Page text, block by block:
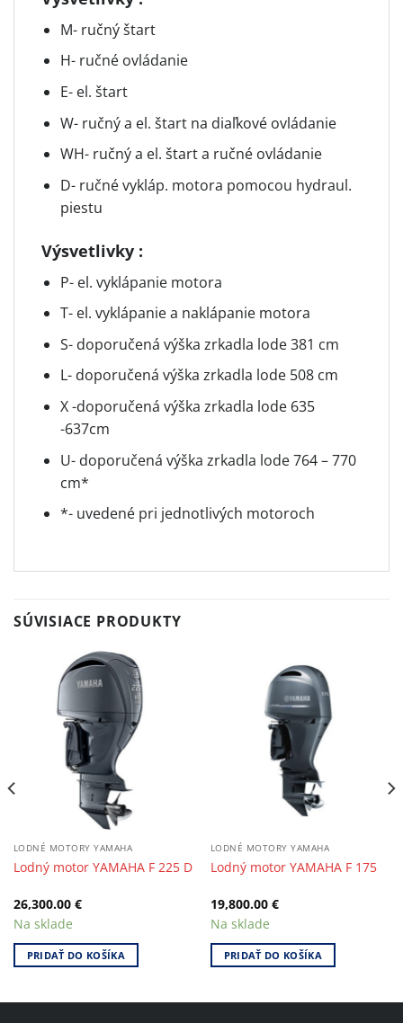
M- ručný štart
H- ručné ovládanie
E- el. štart
W- ručný a el. štart na diaľkové ovládanie
WH- ručný a el. štart a ručné ovládanie
D- ručné vykláp. motora pomocou hydraul.
piestu
Výsvetlivky :
P- el. vyklápanie motora
T- el. vyklápanie a naklápanie motora
S- doporučená výška zrkadla lode 381 cm
L- doporučená výška zrkadla lode 508 cm
X -doporučená výška zrkadla lode 635
-637cm
U- doporučená výška zrkadla lode 764 – 770
cm*
*- uvedené pri jednotlivých motoroch
SÚVISIACE PRODUKTY
LODNÉ MOTORY YAMAHA
Lodný motor YAMAHA F 225 D
26,300.00 €
Na sklade
PRIDAŤ DO KOŠÍKA
LODNÉ MOTORY YAMAHA
Lodný motor YAMAHA F 175
19,800.00 €
Na sklade
PRIDAŤ DO KOŠÍKA